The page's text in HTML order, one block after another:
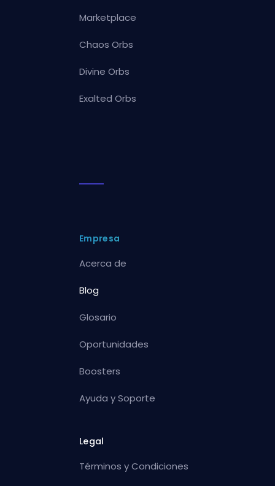
Marketplace
Chaos Orbs
Divine Orbs
Exalted Orbs
Empresa
Acerca de
Blog
Glosario
Oportunidades
Boosters
Ayuda y Soporte
Legal
Términos y Condiciones